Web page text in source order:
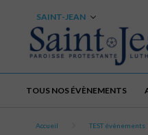
SAINT-JEAN
TOUS NOS ÉVÈNEMENTS
Accueil TEST évènements